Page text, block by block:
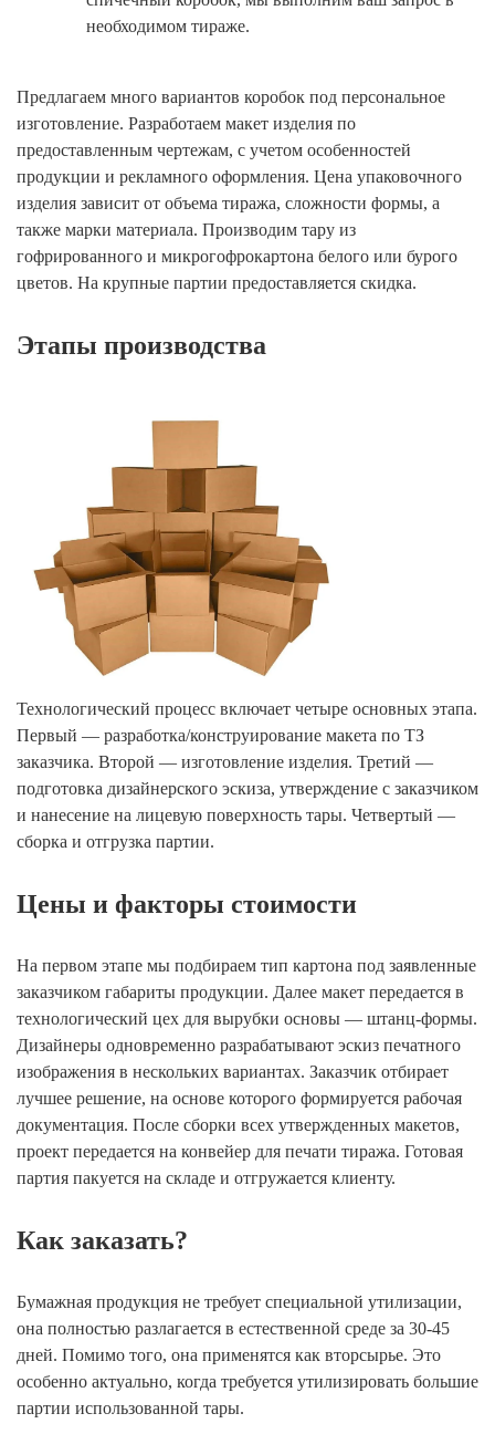
необходимом тираже.
Предлагаем много вариантов коробок под персональное
изготовление. Разработаем макет изделия по
предоставленным чертежам, с учетом особенностей
продукции и рекламного оформления. Цена упаковочного
изделия зависит от объема тиража, сложности формы, а
также марки материала. Производим тару из
гофрированного и микрогофрокартона белого или бурого
цветов. На крупные партии предоставляется скидка.
Этапы производства
Технологический процесс включает четыре основных этапа.
Первый — разработка/конструирование макета по ТЗ
заказчика. Второй — изготовление изделия. Третий —
подготовка дизайнерского эскиза, утверждение с заказчиком
и нанесение на лицевую поверхность тары. Четвертый —
сборка и отгрузка партии.
Цены и факторы стоимости
На первом этапе мы подбираем тип картона под заявленные
заказчиком габариты продукции. Далее макет передается в
технологический цех для вырубки основы — штанц-формы.
Дизайнеры одновременно разрабатывают эскиз печатного
изображения в нескольких вариантах. Заказчик отбирает
лучшее решение, на основе которого формируется рабочая
документация. После сборки всех утвержденных макетов,
проект передается на конвейер для печати тиража. Готовая
партия пакуется на складе и отгружается клиенту.
Как заказать?
Бумажная продукция не требует специальной утилизации,
она полностью разлагается в естественной среде за 30-45
дней. Помимо того, она применятся как вторсырье. Это
особенно актуально, когда требуется утилизировать большие
партии использованной тары.